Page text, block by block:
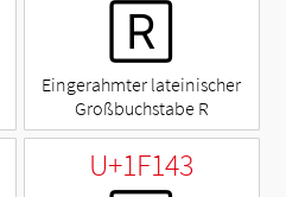
🅁
Eingerahmter lateinischer
Großbuchstabe R
U+1F143